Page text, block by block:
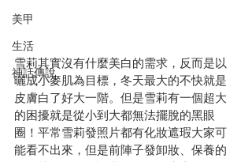
美甲
生活
神話傳說
雪莉其實沒有什麼美白的需求，反而是以
曬成小麥肌為目標，冬天最大的不快就是
皮膚白了好大一階。但是雪莉有一個超大
的困擾就是從小到大都無法擺脫的黑眼
圈！平常雪莉發照片都有化妝遮瑕大家可
能看不出來，但是前陣子發卸妝、保養的